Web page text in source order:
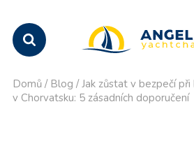
Domů / Blog / Jak zůstat v bezpečí
v Chorvatsku: 5 zásadních doporučení